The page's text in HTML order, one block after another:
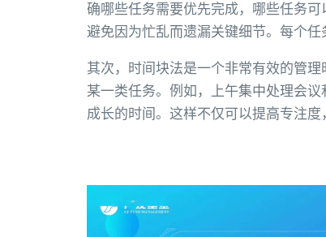
确哪些任务需要优先完成，哪些任务
避免因为忙乱而遗漏关键细节。每个
其次，时间块法是一个非常有效的管
某一类任务。例如，上午集中处理会
成长的时间。这样不仅可以提高专注度